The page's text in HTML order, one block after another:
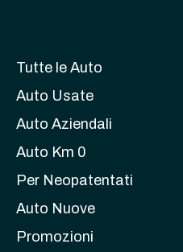
Tutte le Auto
Auto Usate
Auto Aziendali
Auto Km 0
Per Neopatentati
Auto Nuove
Promozioni